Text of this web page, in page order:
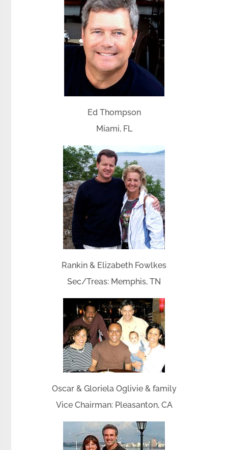
Ed Thompson
Miami, FL
Rankin & Elizabeth Fowlkes
Sec/Treas: Memphis, TN
Oscar & Gloriela Oglivie & family
Vice Chairman: Pleasanton, CA